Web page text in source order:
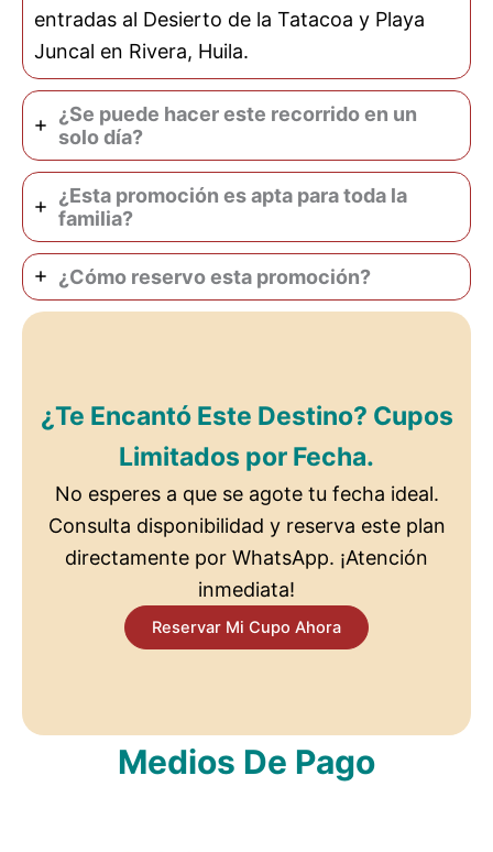
entradas al Desierto de la Tatacoa y Playa
Juncal en Rivera, Huila.
¿Se puede hacer este recorrido en un
solo día?
¿Esta promoción es apta para toda la
familia?
¿Cómo reservo esta promoción?
¿Te Encantó Este Destino? Cupos
Limitados por Fecha.
No esperes a que se agote tu fecha ideal.
Consulta disponibilidad y reserva este plan
directamente por WhatsApp. ¡Atención
inmediata!
Reservar Mi Cupo Ahora
Medios De Pago